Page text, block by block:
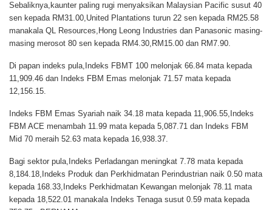
Sebaliknya,kaunter paling rugi menyaksikan Malaysian Pacific susut 40
sen kepada RM31.00,United Plantations turun 22 sen kepada RM25.58
manakala QL Resources,Hong Leong Industries dan Panasonic masing-
masing merosot 80 sen kepada RM4.30,RM15.00 dan RM7.90.
Di papan indeks pula,Indeks FBMT 100 melonjak 66.84 mata kepada
11,909.46 dan Indeks FBM Emas melonjak 71.57 mata kepada
12,156.15.
Indeks FBM Emas Syariah naik 34.18 mata kepada 11,906.55,Indeks
FBM ACE menambah 11.99 mata kepada 5,087.71 dan Indeks FBM
Mid 70 meraih 52.63 mata kepada 16,938.37.
Bagi sektor pula,Indeks Perladangan meningkat 7.78 mata kepada
8,184.18,Indeks Produk dan Perkhidmatan Perindustrian naik 0.50 mata
kepada 168.33,Indeks Perkhidmatan Kewangan melonjak 78.11 mata
kepada 18,522.01 manakala Indeks Tenaga susut 0.59 mata kepada